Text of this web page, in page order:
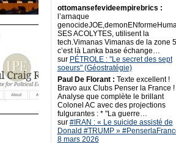
ottomansefevideempirebrics :
l’arnaque
SES ACOLYTES, utilisent la
tech.Vimanas Vimanas de la zone
c’est là Lanka base échange…
sur PÉTROLE : "Le secret des sept
soeurs" (Géostratégie)
Paul De Florant : Texte excellent !
Bravo aux Clubs Penser la France !
Analyse que complète le brillant
Colonel AC avec des projections
fulgurantes : * "La guerre…
sur #IRAN : « Le suicide assisté de
Donald #TRUMP »
8 mars 2026